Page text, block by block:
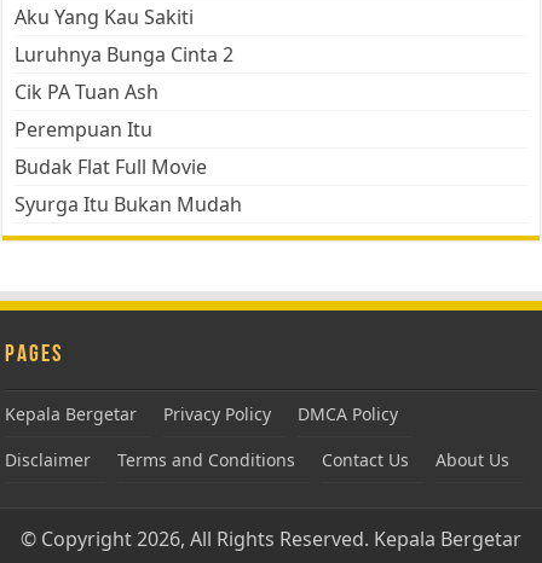
Aku Yang Kau Sakiti
Luruhnya Bunga Cinta 2
Cik PA Tuan Ash
Perempuan Itu
Budak Flat Full Movie
Syurga Itu Bukan Mudah
Pages
Kepala Bergetar Privacy Policy
DMCA Policy
Disclaimer
Terms and Conditions Contact Us About Us
© Copyright 2026, All Rights Reserved. Kepala Bergetar